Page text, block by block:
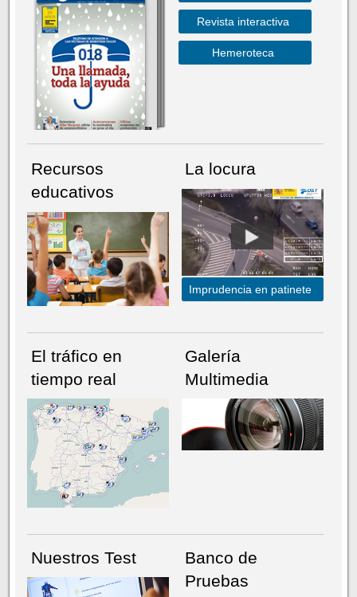
NÚMERO ACTUALHEMEROTECA
Revista interactiva
Hemeroteca
Recursos
educativos
La locura
Imprudencia en patinete
El tráfico en
tiempo real
Galería
Multimedia
Nuestros Test
Banco de
Pruebas